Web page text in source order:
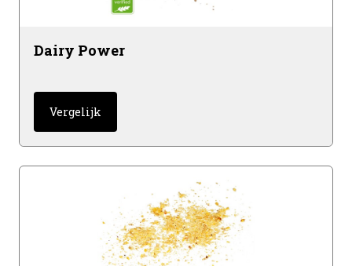
Dairy Power
Vergelijk